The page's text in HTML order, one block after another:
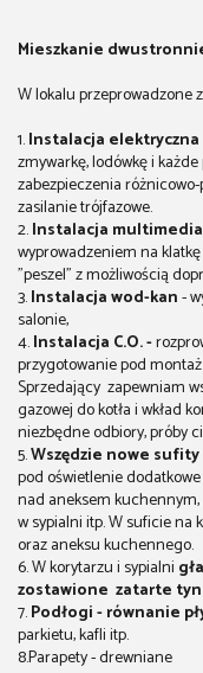
Mieszkanie
W lokalu przeprowadzone
1.Instalacja elektryczna
zmywarkę, lodówkę i
zabezpieczenia
zasilanie trójfazowe.
2.Instalacja
wyprowadzeniem na
"peszel" z możliwością
3.Instalacja wod-kan-
salonie,
4.Instalacja C.O. -
przygotowanie pod
Sprzedający zapewniam
gazowej do kotła i wkład
niezbędne odbiory, próby
5.Wszędzie nowe
pod oświetlenie
nad aneksem kuchennym,
w sypialni itp. W suficie na
oraz aneksu kuchennego.
6. W korytarzu i sypialni
zostawione zatarte
7.Podłogi - równanie
parkietu, kafli itp.
8.Parapety - drewniane